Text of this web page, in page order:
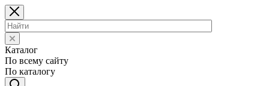
Каталог
По всему сайту
По каталогу